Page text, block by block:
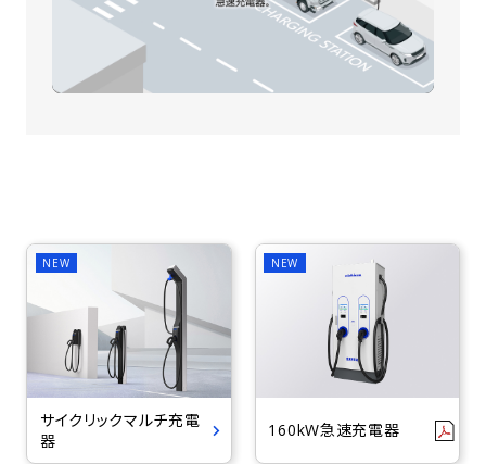
サイクリックマルチ充電
器
160kW急速充電器